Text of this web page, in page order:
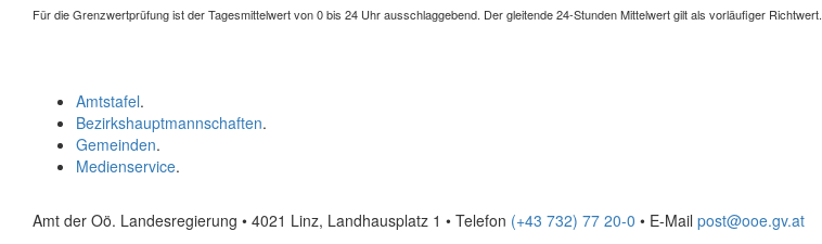
Für die Grenzwertprüfung ist der Tagesmittelwert von 0 bis 24 Uhr ausschlaggebend. Der gleitende 24-Stunden Mittelwert gilt als vorläufiger Richtwert.
Amtstafel.
Bezirkshauptmannschaften.
Gemeinden.
Medienservice.
Amt der Oö. Landesregierung • 4021 Linz, Landhausplatz 1 • Telefon (+43 732) 77 20-0 • E-Mail post@ooe.gv.at